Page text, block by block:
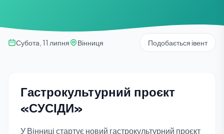
Субота, 11 липня Вінниця Подобається івент
Гастрокультурний проєкт
«СУСІДИ»
У Вінниці стартує новий гастрокультурний проєкт